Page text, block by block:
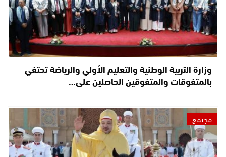
وزارة التربية الوطنية والتعليم الأولي والرياضة تحتفي
بالمتفوقات والمتفوقين الحاصلين على…
مجتمع